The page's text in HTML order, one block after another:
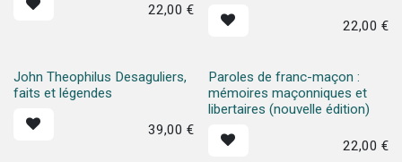
22,00 €
22,00 €
John Theophilus Desaguliers,
faits et légendes
39,00 €
Paroles de franc-maçon :
mémoires maçonniques et
libertaires (nouvelle édition)
22,00 €